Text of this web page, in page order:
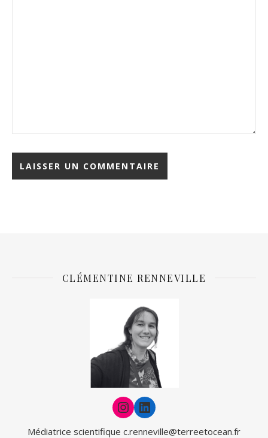
CLÉMENTINE RENNEVILLE
Instagram
LinkedIn
Médiatrice scientifique c.renneville@terreetocean.fr